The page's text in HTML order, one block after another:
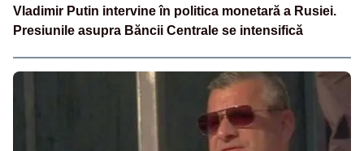
Vladimir Putin intervine în politica monetară a Rusiei.
Presiunile asupra Băncii Centrale se intensifică